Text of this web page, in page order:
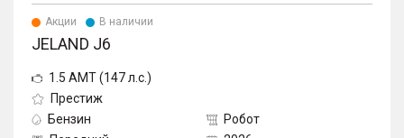
Акции В наличии
JELAND J6
1.5 AMT (147 л.с.)
Престиж
Бензин
Робот